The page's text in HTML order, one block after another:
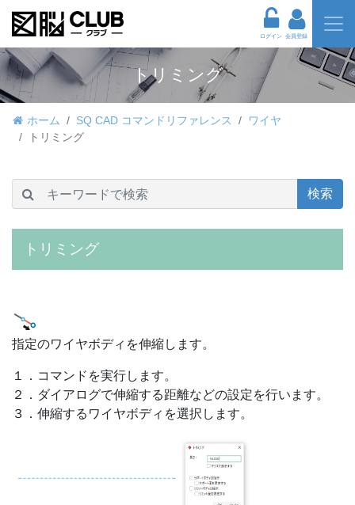
ログイン 会員登録
トリミング
ホーム SQ CAD コマンドリファレンス
ワイヤ
トリミング
検索
トリミング
指定のワイヤボディを伸縮します。
１．コマンドを実行します。
２．ダイアログで伸縮する距離などの設定を行います。
３．伸縮するワイヤボディを選択します。